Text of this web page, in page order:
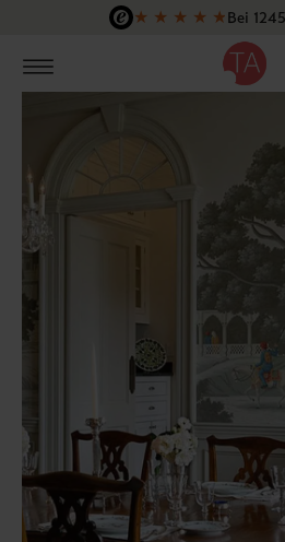
Zum Hauptinhalt springen
★ ★ ★ ★ ★Bei